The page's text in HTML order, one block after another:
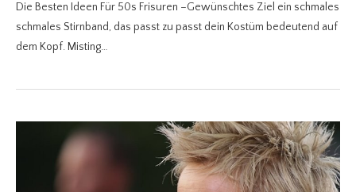
Die Besten Ideen Für 50s Frisuren –Gewünschtes Ziel ein schmales
schmales Stirnband, das passt zu passt dein Kostüm bedeutend auf
dem Kopf. Misting…